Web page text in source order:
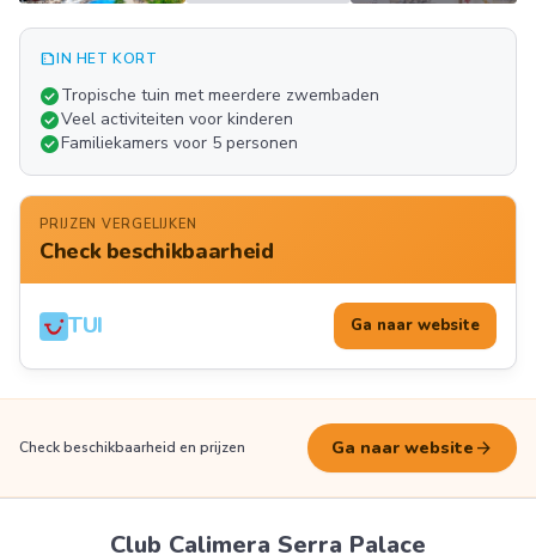
FOTO'S
summarizeIN HET KORT
check_circleTropische tuin met meerdere zwembaden
check_circleVeel activiteiten voor kinderen
check_circleFamiliekamers voor 5 personen
PRIJZEN VERGELIJKEN
Check beschikbaarheid
TUI Ga naar website
Check beschikbaarheid en prijzen Ga naar website arrow_forward
Club Calimera Serra Palace